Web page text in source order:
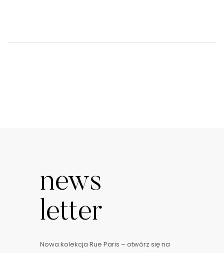
news
letter
Nowa kolekcja Rue Paris – otwórz się na